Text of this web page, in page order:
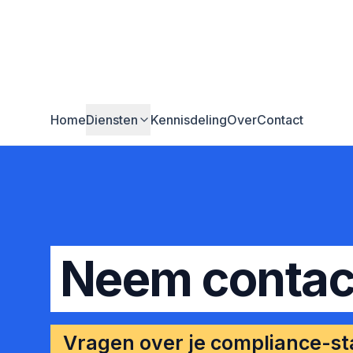
HomeDiensten KennisdelingOverContact
Neem
Vragen over je compliance-